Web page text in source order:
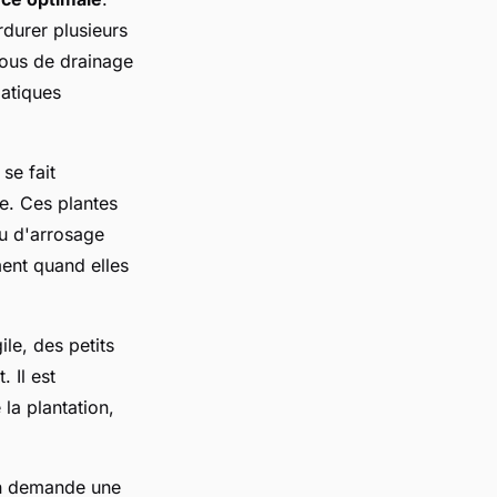
plusieurs
de drainage
se fait
Ces plantes
d'arrosage
quand elles
des petits
Il est
plantation,
une